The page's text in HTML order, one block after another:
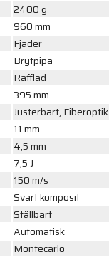
2400 g
960 mm
Fjäder
Brytpipa
Räfflad
395 mm
Justerbart, Fiberoptik
11 mm
4,5 mm
7,5 J
150 m/s
Svart komposit
Ställbart
Automatisk
Montecarlo